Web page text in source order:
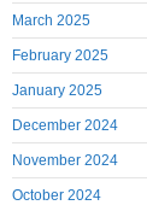
March 2025
February 2025
January 2025
December 2024
November 2024
October 2024